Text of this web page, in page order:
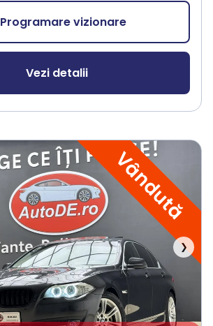
Programare vizionare
Vezi detalii
Vândută
❯